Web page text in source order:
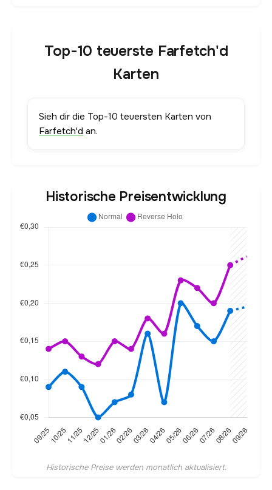
Top-10 teuerste Farfetch'd
Karten
Sieh dir die Top-10 teuersten Karten von
Farfetch'd an.
Historische Preisentwicklung
Historische Preise werden monatlich aktualisiert.